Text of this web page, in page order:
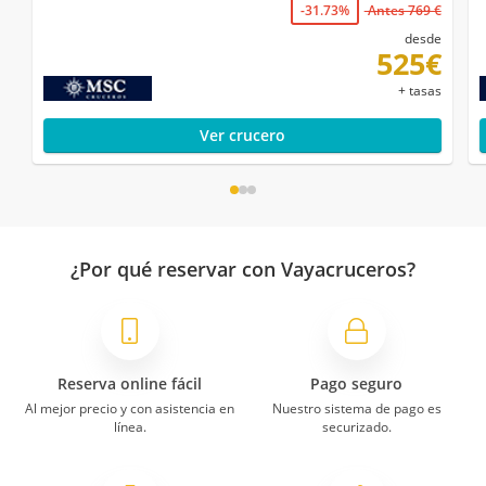
-31.73%
Antes 769 €
desde
525€
+ tasas
Ver crucero
¿Por qué reservar con Vayacruceros?
Reserva online fácil
Al mejor precio y con asistencia en
línea.
Pago seguro
Nuestro sistema de pago es
securizado.